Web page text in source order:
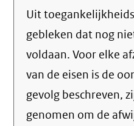
Uit
gebleken dat nog
voldaan. Voor elke
van de eisen is de
gevolg beschreven,
genomen om de